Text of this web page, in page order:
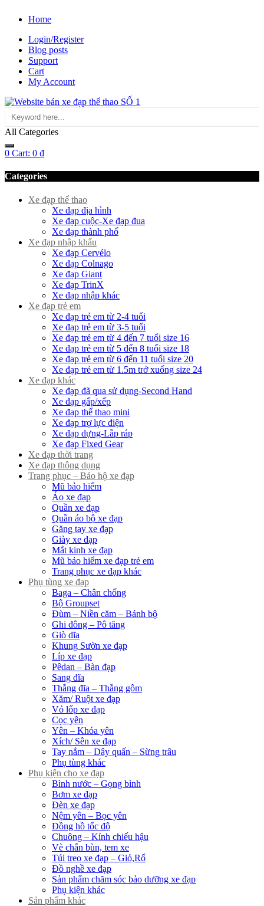
Home
Login/Register
Blog posts
Support
Cart
My Account
All Categories
0 Cart: 0 ₫
Categories
Xe đạp thể thao
Xe đạp địa hình
Xe đạp cuộc-Xe đạp đua
Xe đạp thành phố
Xe đạp nhập khẩu
Xe đạp Cervélo
Xe đạp Colnago
Xe đạp Giant
Xe đạp TrinX
Xe đạp nhập khác
Xe đạp trẻ em
Xe đạp trẻ em từ 2-4 tuổi
Xe đạp trẻ em từ 3-5 tuổi
Xe đạp trẻ em từ 4 đến 7 tuổi size 16
Xe đạp trẻ em từ 5 đến 8 tuổi size 18
Xe đạp trẻ em từ 6 đến 11 tuổi size 20
Xe đạp trẻ em từ 1.5m trở xuống size 24
Xe đạp khác
Xe đạp đã qua sử dụng-Second Hand
Xe đạp gấp/xếp
Xe đạp thể thao mini
Xe đạp trợ lực điện
Xe đạp dựng-Lắp ráp
Xe đạp Fixed Gear
Xe đạp thời trang
Xe đạp thông dụng
Trang phục – Bảo hộ xe đạp
Mũ bảo hiểm
Áo xe đạp
Quần xe đạp
Quần áo bộ xe đạp
Găng tay xe đạp
Giày xe đạp
Mắt kinh xe đạp
Mũ bảo hiểm xe đạp trẻ em
Trang phục xe đạp khác
Phụ tùng xe đạp
Baga – Chân chống
Bộ Groupset
Đùm – Niền căm – Bánh bộ
Ghi đông – Pô tăng
Giò dĩa
Khung Sườn xe đạp
Líp xe đạp
Pêdan – Bàn đạp
Sang đĩa
Thắng đĩa – Thắng gôm
Xăm/ Ruột xe đạp
Vỏ lốp xe đạp
Cọc yên
Yên – Khóa yên
Xích/ Sên xe đạp
Tay nắm – Dây quấn – Sừng trâu
Phụ tùng khác
Phụ kiện cho xe đạp
Bình nước – Gọng bình
Bơm xe đạp
Đèn xe đạp
Nệm yên – Bọc yên
Đồng hồ tốc độ
Chuông – Kính chiếu hậu
Vè chắn bùn, tem xe
Túi treo xe đạp – Giỏ,Rổ
Đồ nghề xe đạp
Sản phẩm chăm sóc bảo dưỡng xe đạp
Phụ kiện khác
Sản phẩm khác